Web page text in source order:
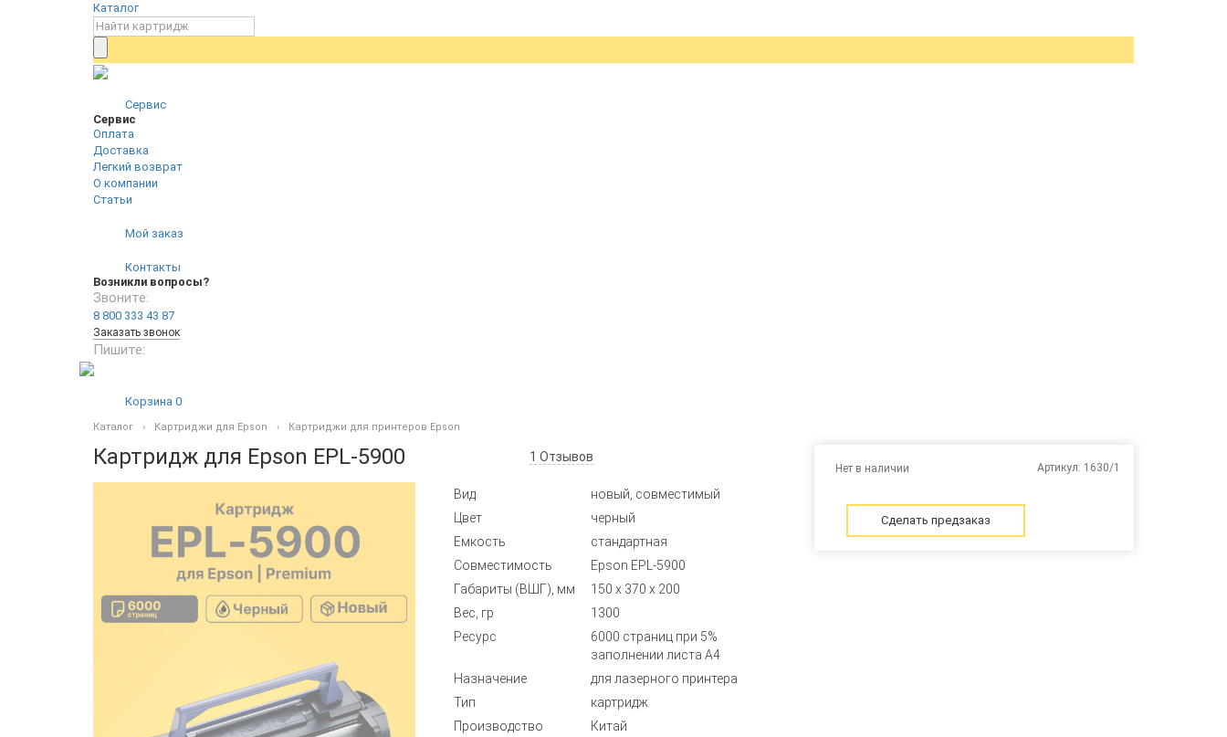
Каталог
Сервис
Сервис
Оплата
Доставка
Легкий возврат
О компании
Статьи
Мой заказ
Контакты
Возникли вопросы?
Звоните:
8 800 333 43 87
Заказать звонок
Пишите:
Корзина 0
Каталог Картриджи для Epson Картриджи для принтеров Epson
Картридж для Epson EPL-5900 1 Отзывов
Вид
новый, совместимый
Цвет
черный
Емкость
стандартная
Совместимость
Epson EPL-5900
Габариты (ВШГ), мм
150 x 370 x 200
Вес, гр
1300
Ресурс
6000 страниц при 5%
заполнении листа А4
Назначение
для лазерного принтера
Тип
картридж
Производство
Китай
Нет в наличии Артикул: 1630/1
Сделать предзаказ